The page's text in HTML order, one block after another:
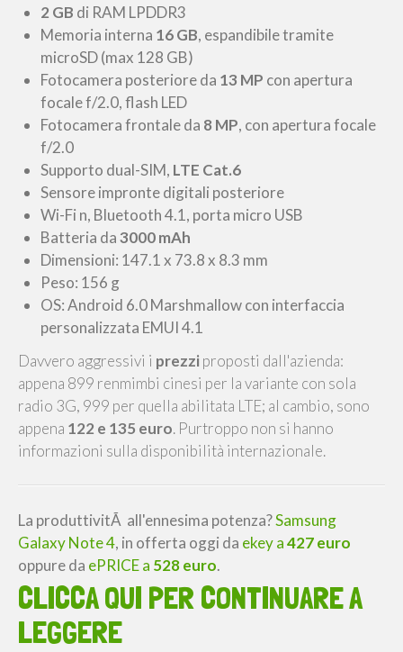
2 GB di RAM LPDDR3
Memoria interna 16 GB, espandibile tramite
microSD (max 128 GB)
Fotocamera posteriore da 13 MP con apertura
focale f/2.0, flash LED
Fotocamera frontale da 8 MP, con apertura focale
f/2.0
Supporto dual-SIM, LTE Cat.6
Sensore impronte digitali posteriore
Wi-Fi n, Bluetooth 4.1, porta micro USB
Batteria da3000 mAh
Dimensioni: 147.1 x 73.8 x 8.3 mm
Peso: 156 g
OS: Android 6.0 Marshmallow con interfaccia
personalizzata EMUI 4.1
Davvero aggressivi i prezzi proposti dall'azienda:
appena 899 renmimbi cinesi per la variante con sola
radio 3G, 999 per quella abilitata LTE; al cambio, sono
appena 122 e 135 euro. Purtroppo non si hanno
informazioni sulla disponibilità internazionale.
La produttivitÃ all'ennesima potenza?Samsung
Galaxy Note 4, in offerta oggi da ekey a427 euro
oppure da ePRICE a 528 euro.
CLICCA QUI PER CONTINUARE A
LEGGERE